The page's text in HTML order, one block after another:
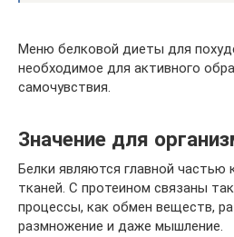
Меню белковой диеты для
необходимое для активного
самочувствия.
Значение для
Белки являются главной частью
тканей. С протеином связаны
процессы, как обмен веществ,
размножение и даже мышление.